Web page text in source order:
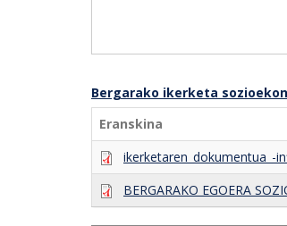
Bergarako ikerketa
Eranskina
ikerketaren_dokumentua_-
BERGARAKO EGOERA